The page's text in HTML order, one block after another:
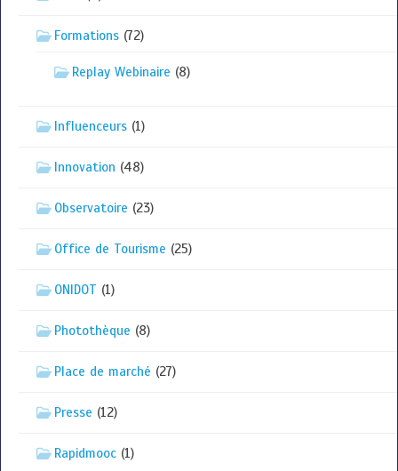
Formations (72)
Replay Webinaire (8)
Influenceurs (1)
Innovation (48)
Observatoire (23)
Office de Tourisme (25)
ONIDOT (1)
Photothèque (8)
Place de marché (27)
Presse (12)
Rapidmooc (1)